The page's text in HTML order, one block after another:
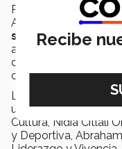
Por el semestre
Abraham Fraire
simboliza la
alumno de
de LiFE, además de
cocurriculares.
Los alumnos de
una de las áreas que
Cultura, Nidia Citlali
y Deportiva,
Recibe